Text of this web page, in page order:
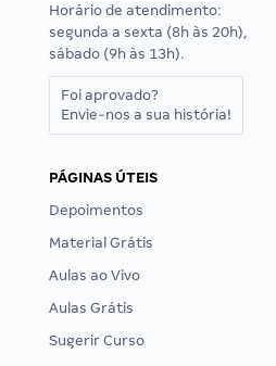
Horário de atendimento:
segunda a sexta (8h às 20h),
sábado (9h às 13h).
Foi aprovado?
Envie-nos a sua história!
PÁGINAS ÚTEIS
Depoimentos
Material Grátis
Aulas ao Vivo
Aulas Grátis
Sugerir Curso